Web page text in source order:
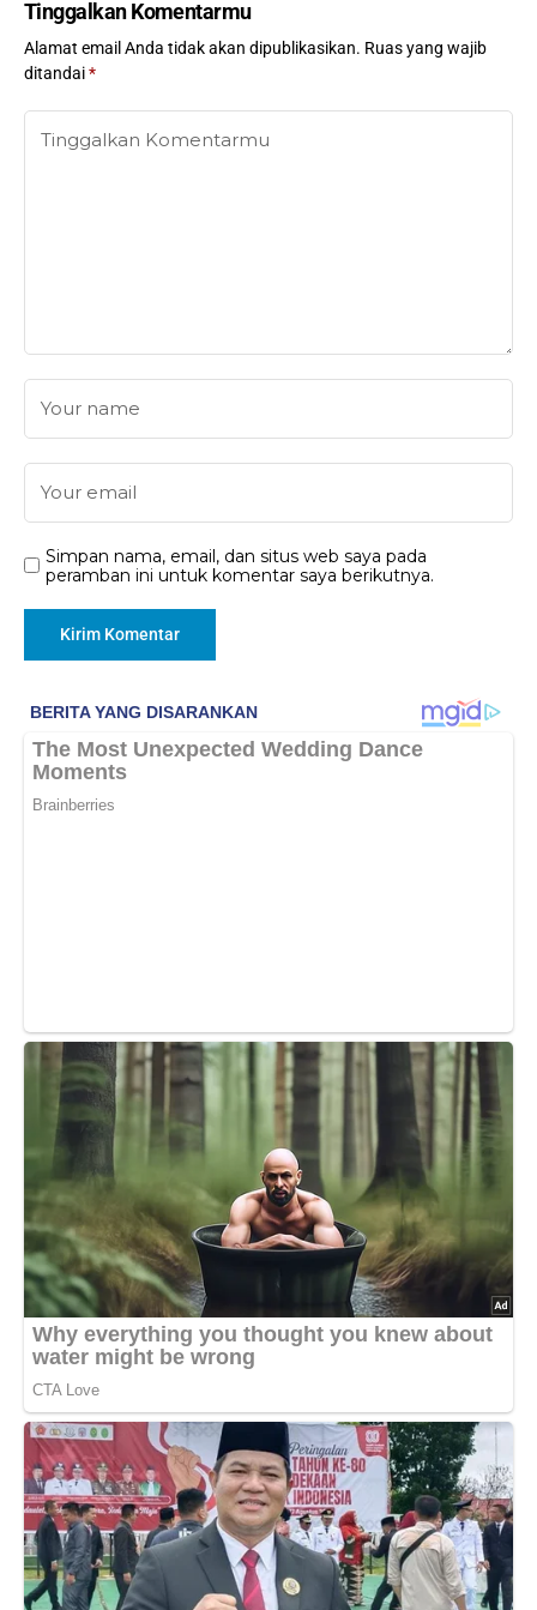
Tinggalkan Komentarmu
Alamat email Anda tidak akan dipublikasikan. Ruas yang wajib
ditandai*
Simpan nama, email, dan situs web saya pada
peramban ini untuk komentar saya berikutnya.